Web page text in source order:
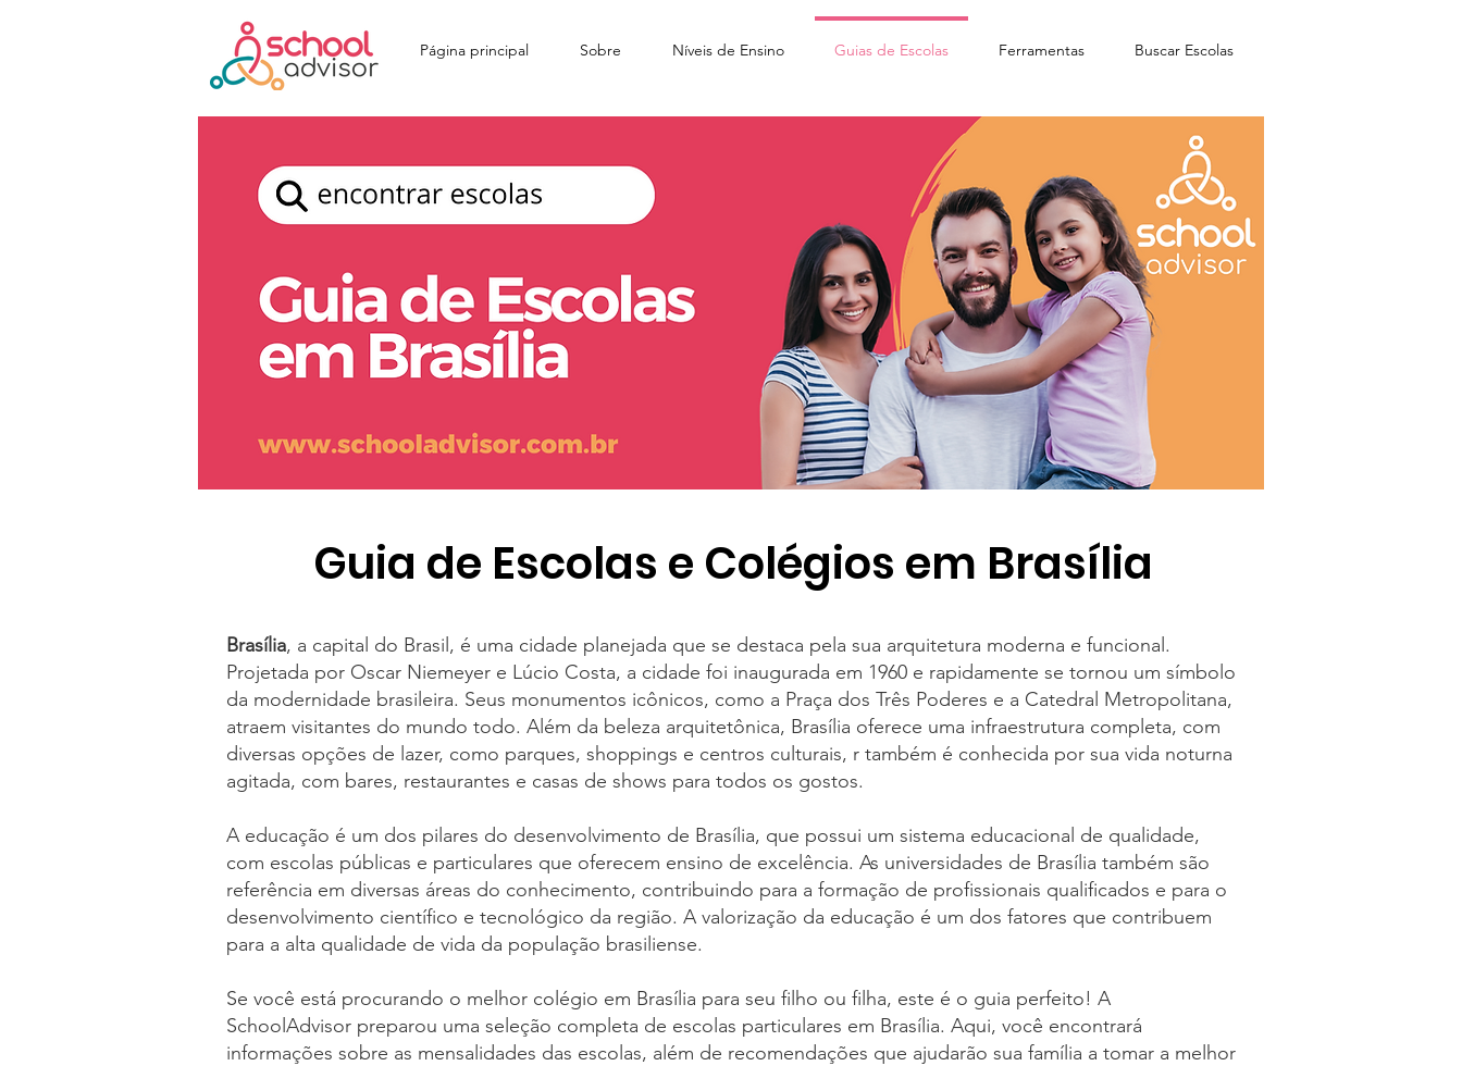
Página principal Sobre Níveis de Ensino Guias de Escolas Ferramentas Buscar Escolas
Guia de Escolas e Colégios em Brasília
Brasília, a capital do Brasil, é uma cidade planejada que se destaca pela sua arquitetura moderna e funcional.
Projetada por Oscar Niemeyer e Lúcio Costa, a cidade foi inaugurada em 1960 e rapidamente se tornou um símbolo
da modernidade brasileira. Seus monumentos icônicos, como a Praça dos Três Poderes e a Catedral Metropolitana,
atraem visitantes do mundo todo. Além da beleza arquitetônica, Brasília oferece uma infraestrutura completa, com
diversas opções de lazer, como parques, shoppings e centros culturais, r também é conhecida por sua vida noturna
agitada, com bares, restaurantes e casas de shows para todos os gostos.
A educação é um dos pilares do desenvolvimento de Brasília, que possui um sistema educacional de qualidade,
com escolas públicas e particulares que oferecem ensino de excelência. As universidades de Brasília também são
referência em diversas áreas do conhecimento, contribuindo para a formação de profissionais qualificados e para o
desenvolvimento científico e tecnológico da região. A valorização da educação é um dos fatores que contribuem
para a alta qualidade de vida da população brasiliense.
Se você está procurando o melhor colégio em Brasília para seu filho ou filha, este é o guia perfeito! A
SchoolAdvisor preparou uma seleção completa de escolas particulares em Brasília. Aqui, você encontrará
informações sobre as mensalidades das escolas, além de recomendações que ajudarão sua família a tomar a melhor